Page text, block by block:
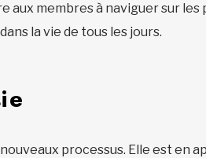
aux membres à naviguer sur
la vie de tous les jours.
processus. Elle est en